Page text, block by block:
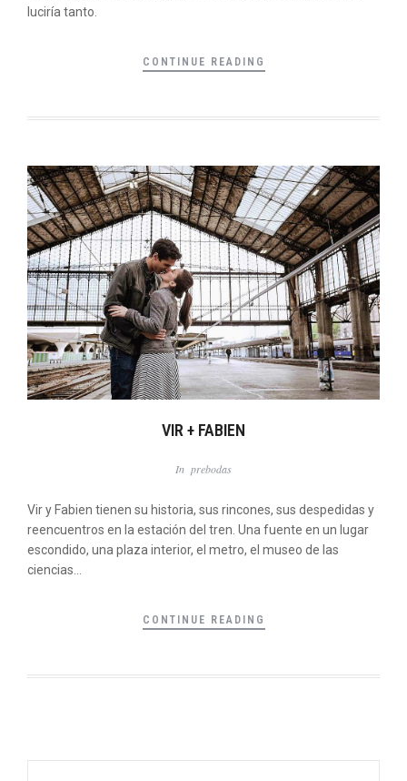
luciría tanto.
CONTINUE READING
VIR + FABIEN
In prebodas
Vir y Fabien tienen su historia, sus rincones, sus despedidas y
reencuentros en la estación del tren. Una fuente en un lugar
escondido, una plaza interior, el metro, el museo de las
ciencias…
CONTINUE READING